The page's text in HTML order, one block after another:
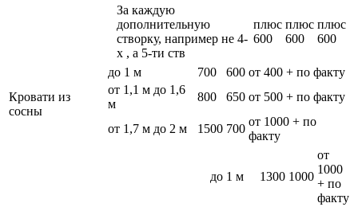
За каждую
дополнительную
створку, например не 4-
х , а 5-ти ств
плюс
600
плюс
600
плюс
600
Кровати из
сосны
до 1 м 700 600 от 400 + по факту
от 1,1 м до 1,6
м
800 650 от 500 + по факту
от 1,7 м до 2 м 1500 700
от 1000 + по
факту
до 1 м 1300 1000
от
1000
+ по
факту